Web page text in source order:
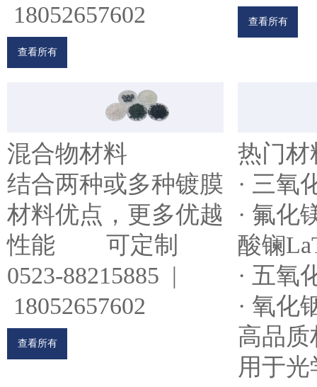
18052657602
查看所有
查看所有
混合物材料
结合两种或多种镀膜
材料优点，更多优越
性能 可定制
0523-88215885 |
18052657602
查看所有
热门材
· 三氧
· 氟化
酸镧
· 五氧
· 氧化
高品质
用于